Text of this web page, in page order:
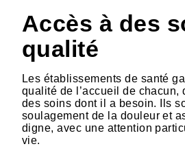
Accès à des
qualité
Les établissements de santé
qualité de l’accueil de chacun,
des soins dont il a besoin. Ils
soulagement de la douleur et
digne, avec une attention
vie.